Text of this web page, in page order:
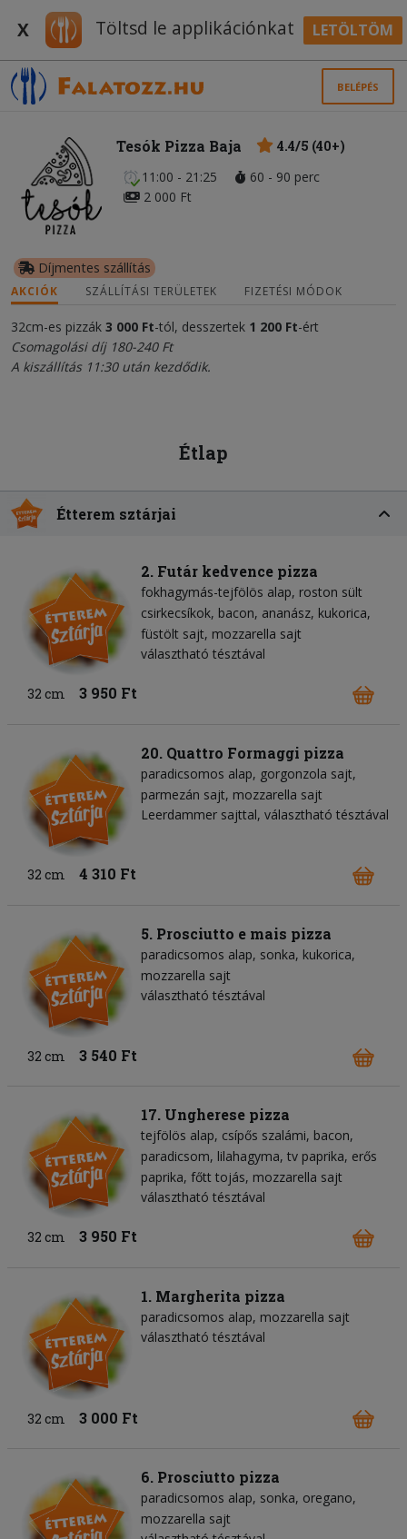
X Töltsd le applikációnkat LETÖLTÖM
BELÉPÉS
Tesók Pizza Baja
4.4/5 (40+)
11:00 - 21:25
60 - 90 perc
2 000 Ft
Díjmentes szállítás
AKCIÓK SZÁLLÍTÁSI TERÜLETEK FIZETÉSI MÓDOK
32cm-es pizzák 3 000 Ft-tól, desszertek 1 200 Ft-ért
Csomagolási díj 180-240 Ft
A kiszállítás 11:30 után kezdődik.
Étlap
Étterem sztárjai
2. Futár kedvence pizza
fokhagymás-tejfölös alap roston sült
csirkecsíkok bacon ananász kukorica
füstölt sajt mozzarella sajt
választható tésztával
32 cm 3 950 Ft
20. Quattro Formaggi pizza
paradicsomos alap gorgonzola sajt
parmezán sajt mozzarella sajt
Leerdammer sajttal, választható tésztával
32 cm 4 310 Ft
5. Prosciutto e mais pizza
paradicsomos alap sonka kukorica
mozzarella sajt
választható tésztával
32 cm 3 540 Ft
17. Ungherese pizza
tejfölös alap csípős szalámi bacon
paradicsom lilahagyma tv paprika erős
paprika főtt tojás mozzarella sajt
választható tésztával
32 cm 3 950 Ft
1. Margherita pizza
paradicsomos alap mozzarella sajt
választható tésztával
32 cm 3 000 Ft
6. Prosciutto pizza
paradicsomos alap sonka oregano
mozzarella sajt